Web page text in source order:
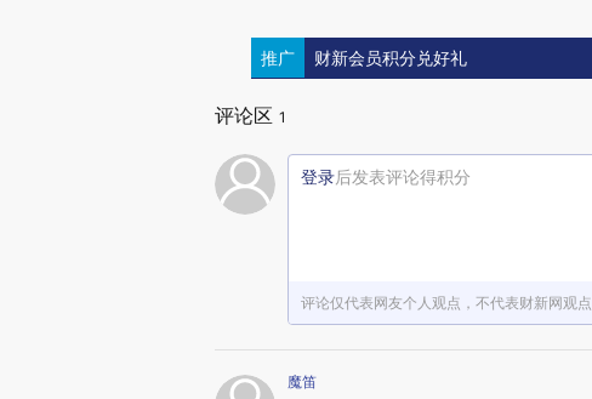
推广 财新会员积分兑好礼
评论区 1
登录后发表评论得积分
评论仅代表网友个人观点，不代表财新网观点
魔笛